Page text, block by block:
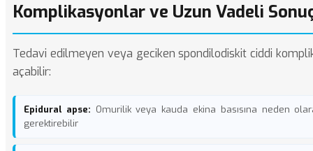
Komplikasyonlar ve Uzun Vadeli
Tedavi edilmeyen veya geciken spondilodiskit ciddi
açabilir:
Epidural apse: Omurilik veya kauda ekina basısına neden
gerektirebilir